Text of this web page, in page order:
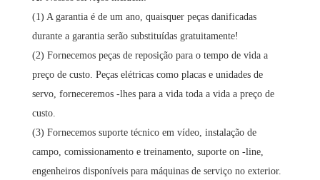
(1) A garantia é de um ano, quaisquer peças danificadas
durante a garantia serão substituídas gratuitamente!
(2) Fornecemos peças de reposição para o tempo de vida a
preço de custo. Peças elétricas como placas e unidades de
servo, forneceremos -lhes para a vida toda a vida a preço de
custo.
(3) Fornecemos suporte técnico em vídeo, instalação de
campo, comissionamento e treinamento, suporte on -line,
engenheiros disponíveis para máquinas de serviço no exterior.